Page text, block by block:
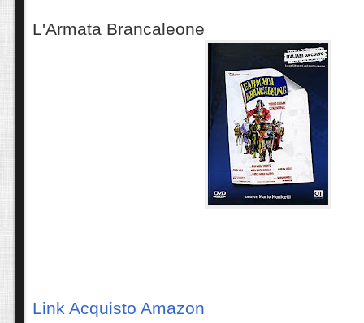
L'Armata Brancaleone
Link Acquisto Amazon